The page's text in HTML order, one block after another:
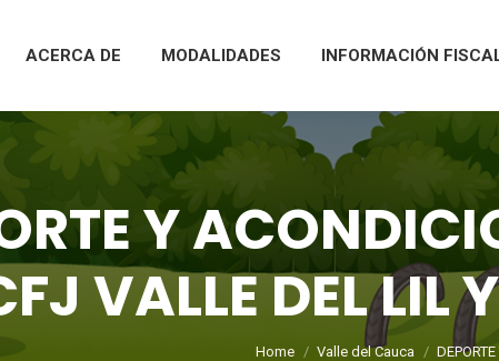
ACERCA DE MODALIDADES INFORMACIÓN
Y
VALLE DEL LIL
You are here:
Home Valle del Cauca